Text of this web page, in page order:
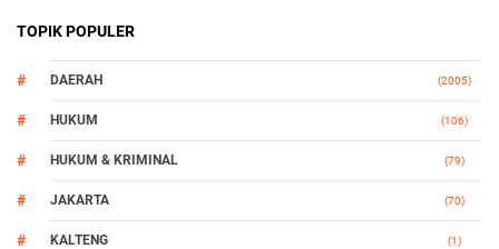
TOPIK POPULER
DAERAH (2005)
HUKUM (106)
HUKUM & KRIMINAL (79)
JAKARTA (70)
KALTENG (1)